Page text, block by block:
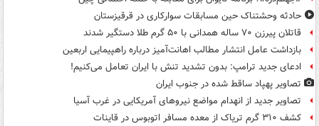
حادثه وحشتناک حین مسابقات سوارکاری در قرقیزستان
قاتلان پیرزن ۷۰ ساله همدانی با ۵۰ گرم طلا دستگیر شدند
بازداشت عامل انتشار مطالب اهانت‌آمیز درباره راهپیمایی اربعین
ادعای جدید ترامپ: بدون تشدید تنش با ایران تعامل می‌کنیم!
تصاویر پهپاد ساقط شده در جنوب ایران
تصاویر جدید از انهدام مواضع نیروهای آمریکایی در غرب آسیا
کشف ۳۱۰ گرم تریاک از معده مسافر اتوبوس در قاینات